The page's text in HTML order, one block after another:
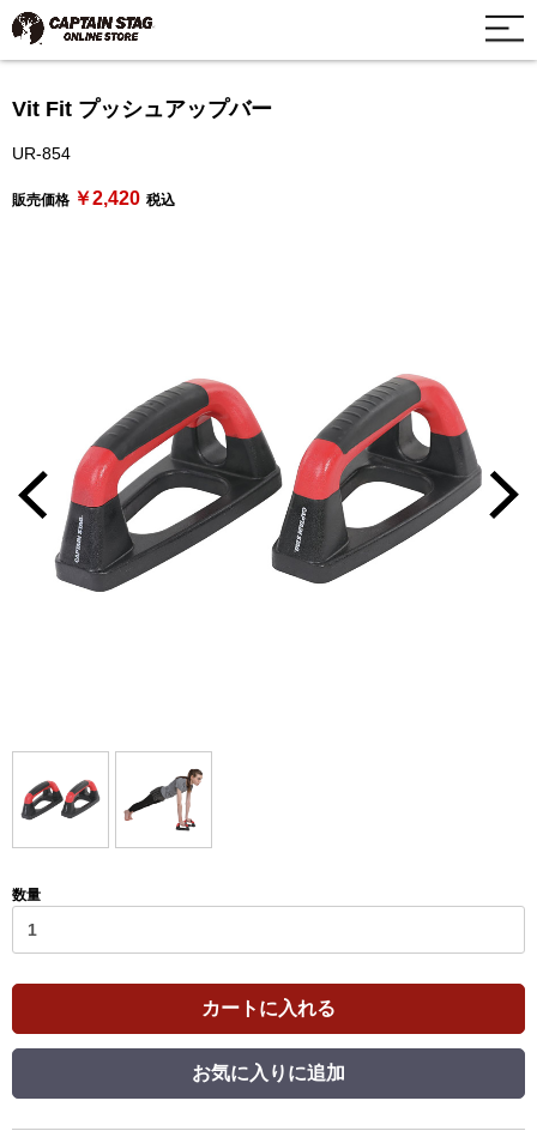
Vit Fit プッシュアップバー
UR-854
販売価格 ￥2,420 税込
数量
カートに入れる
お気に入りに追加